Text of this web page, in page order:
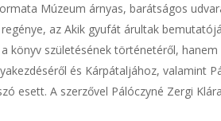
Múzeum árnyas, barátságos
az Akik gyufát árultak
könyv születésének történetéről,
és Kárpátaljához, valamint
esett. A szerzővel Pálóczyné Zergi